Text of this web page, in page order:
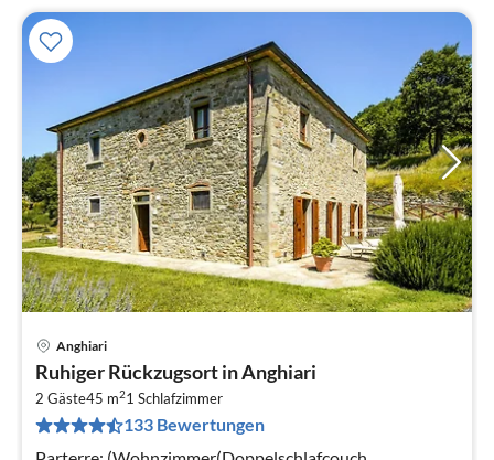
Anghiari
Ruhiger Rückzugsort in Anghiari
2 Gäste45 m21 Schlafzimmer
133 Bewertungen